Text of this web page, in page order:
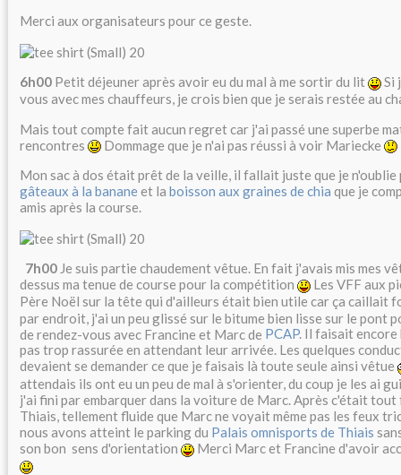
Merci aux organisateurs pour ce geste.
6h00 Petit déjeuner après avoir eu du mal à me sortir du lit
Si
vous avec mes chauffeurs, je crois bien que je serais restée au
Mais tout compte fait aucun regret car j'ai passé une superbe
rencontres
Dommage que je n'ai pas réussi à voir Mariecke
Mon sac à dos était prêt de la veille, il fallait juste que je n'oublie
gâteaux à la bananeet la boisson aux graines de chia que je
amis après la course.
7h00 Je suis partie chaudement vêtue. En fait j'avais mis mes
dessus ma tenue de course pour la compétition
Les VFF aux
Père Noël sur la tête qui d'ailleurs était bien utile car ça caillait
par endroit, j'ai un peu glissé sur le bitume bien lisse sur le pont
de rendez-vous avec Francine et Marc de PCAP. Il faisait encore
pas trop rassurée en attendant leur arrivée. Les quelques
devaient se demander ce que je faisais là toute seule ainsi vêtue
attendais ils ont eu un peu de mal à s'orienter, du coup je les ai
j'ai fini par embarquer dans la voiture de Marc. Après c'était
Thiais, tellement fluide que Marc ne voyait même pas les feux
nous avons atteint le parking du Palais omnisports de Thiais
son bon sens d'orientation
Merci Marc et Francine d'avoir